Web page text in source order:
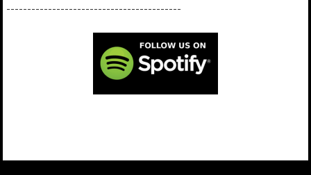
------------------------------------------